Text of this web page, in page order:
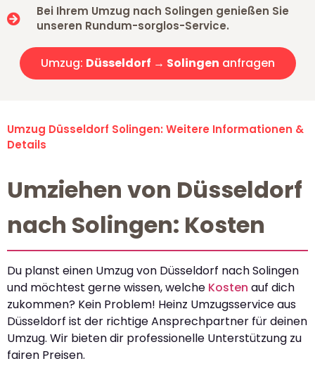
Bei Ihrem Umzug nach Solingen genießen Sie
unseren Rundum-sorglos-Service.
Umzug: Düsseldorf → Solingen anfragen
Umzug Düsseldorf Solingen: Weitere Informationen &
Details
Umziehen von Düsseldorf
nach Solingen: Kosten
Du planst einen Umzug von Düsseldorf nach Solingen
und möchtest gerne wissen, welche Kosten auf dich
zukommen? Kein Problem! Heinz Umzugsservice aus
Düsseldorf ist der richtige Ansprechpartner für deinen
Umzug. Wir bieten dir professionelle Unterstützung zu
fairen Preisen.